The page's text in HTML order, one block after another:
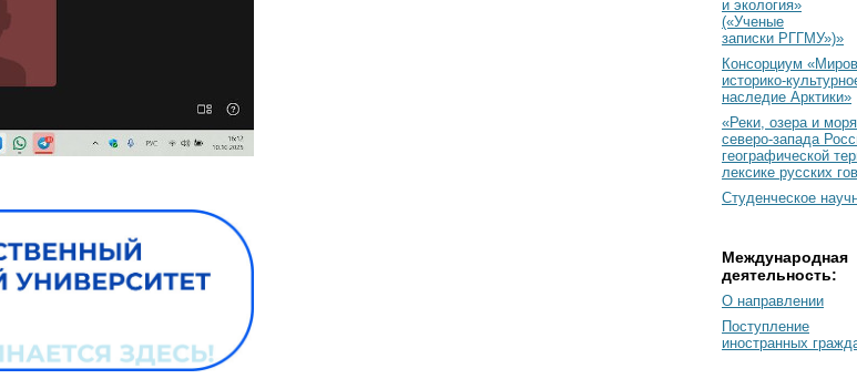
и экология»
(«Ученые
записки РГГМУ»)»
Консорциум
историко-
наследие Арктики»
«Реки, озера и моря
северо-запада
географической
лексике русских
Студенческое
Международная
деятельность:
О направлении
Поступление
иностранных